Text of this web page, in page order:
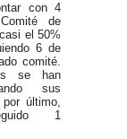
con 4
de
el 50%
6 de
comité.
se han
sus
último,
1